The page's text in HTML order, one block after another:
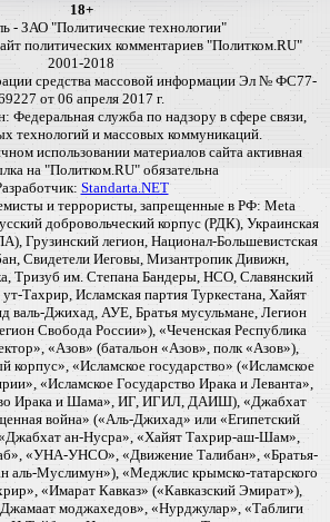
18+
- ЗАО "Политические технологии"
политических комментариев "Политком.RU"
2001-2018
средства массовой информации Эл № ФС77-
от 06 апреля 2017 г.
Федеральная служба по надзору в сфере связи,
технологий и массовых коммуникаций.
использовании материалов сайта активная
на "Политком.RU" обязательна
Standarta.NET
и террористы, запрещенные в РФ: Meta
добровольческий корпус (РДК), Украинская
Грузинский легион, Национал-Большевистская
Свидетели Иеговы, Мизантропик Дивижн,
Тризуб им. Степана Бандеры, НСО, Славянский
Тахрир, Исламская партия Туркестана, Хайят
валь-Джихад, АУЕ, Братья мусульмане, Легион
Свобода России»), «Чеченская Республика
«Азов» (батальон «Азов», полк «Азов»),
корпус», «Исламское государство» («Исламское
«Исламское Государство Ирака и Леванта»,
Ирака и Шама», ИГ, ИГИЛ, ДАИШ), «Джабхат
война» («Аль-Джихад» или «Египетский
ан-Нусра», «Хайят Тахрир-аш-Шам»,
«УНА-УНСО», «Движение Талибан», «Братья-
аль-Муслимун»), «Меджлис крымско-татарского
«Имарат Кавказ» («Кавказский Эмират»),
моджахедов», «Нурджулар», «Таблиги